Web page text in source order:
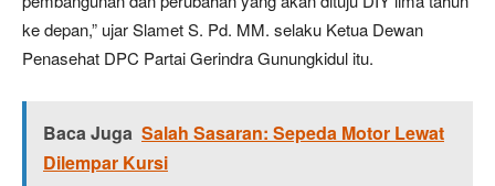
ke depan,” ujar Slamet S. Pd. MM. selaku Ketua Dewan
Penasehat DPC Partai Gerindra Gunungkidul itu.
Baca Juga Salah Sasaran: Sepeda Motor Lewat
Dilempar Kursi